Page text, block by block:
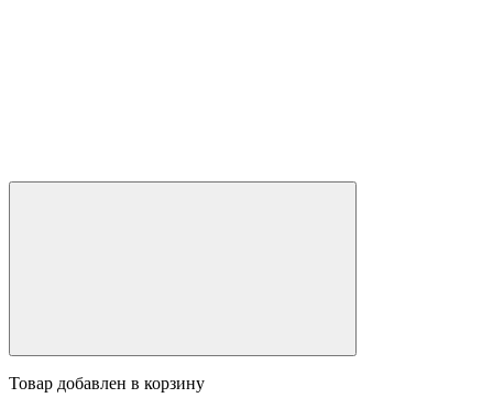
Товар добавлен в корзину